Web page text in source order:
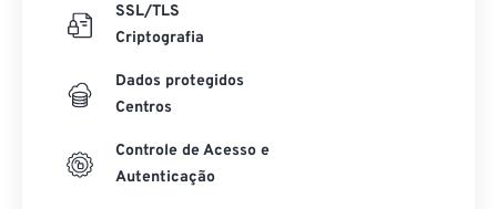
SSL/TLS
Criptografia
Dados protegidos
Centros
Controle de Acesso e
Autenticação